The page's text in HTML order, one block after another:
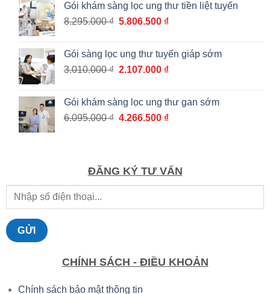
từ
Gói khám sàng lọc ung thư tiền liệt tuyến
8.295.000₫ Giá
8.295.000 ₫.
5.806.500 ₫Giá
là:
5.806.500 ₫.
Gói sàng lọc ung thư tuyến giáp sớm
3.010.000₫ Giá
3.010.000 ₫.
2.107.000 ₫Giá
là:
2.107.000 ₫.
Gói khám sàng lọc ung thư gan sớm
6.095.000₫ Giá
4.266.500 ₫Giá
4.266.500 ₫.
CHÍNH SÁCH - ĐIỀU KHOẢN
Chính sách bảo mật thông tin
ĐĂNG KÝ TƯ VẤN